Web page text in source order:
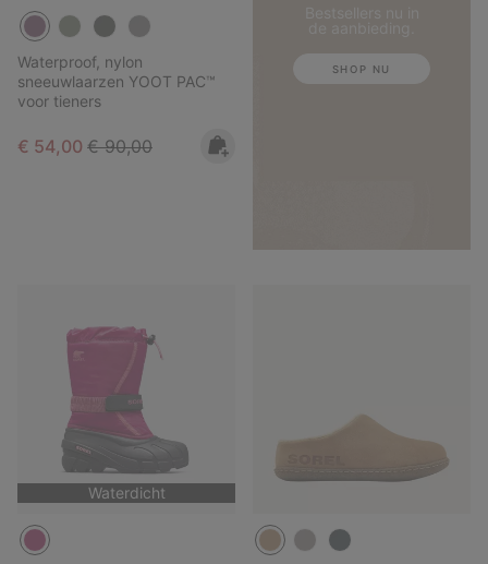
Waterproof, nylon
sneeuwlaarzen YOOT PAC™
voor tieners
Sale price:
€ 54,00 Regular price:
€ 90,00
SHOP NU
Waterdicht